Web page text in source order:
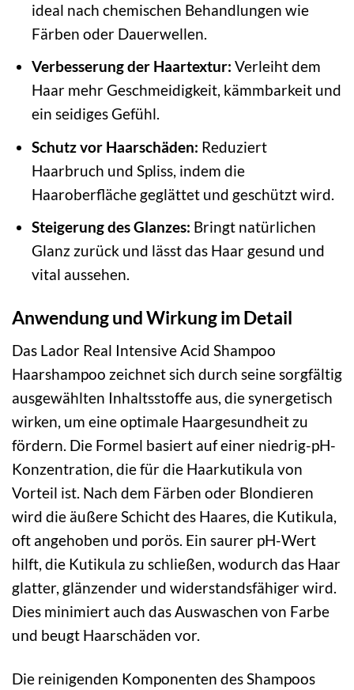
ideal nach chemischen Behandlungen wie
Färben oder Dauerwellen.
Verbesserung der Haartextur: Verleiht dem
Haar mehr Geschmeidigkeit, kämmbarkeit und
ein seidiges Gefühl.
Schutz vor Haarschäden: Reduziert
Haarbruch und Spliss, indem die
Haaroberfläche geglättet und geschützt wird.
Steigerung des Glanzes: Bringt natürlichen
Glanz zurück und lässt das Haar gesund und
vital aussehen.
Anwendung und Wirkung im Detail
Das Lador Real Intensive Acid Shampoo
Haarshampoo zeichnet sich durch seine sorgfältig
ausgewählten Inhaltsstoffe aus, die synergetisch
wirken, um eine optimale Haargesundheit zu
fördern. Die Formel basiert auf einer niedrig-pH-
Konzentration, die für die Haarkutikula von
Vorteil ist. Nach dem Färben oder Blondieren
wird die äußere Schicht des Haares, die Kutikula,
oft angehoben und porös. Ein saurer pH-Wert
hilft, die Kutikula zu schließen, wodurch das Haar
glatter, glänzender und widerstandsfähiger wird.
Dies minimiert auch das Auswaschen von Farbe
und beugt Haarschäden vor.
Die reinigenden Komponenten des Shampoos